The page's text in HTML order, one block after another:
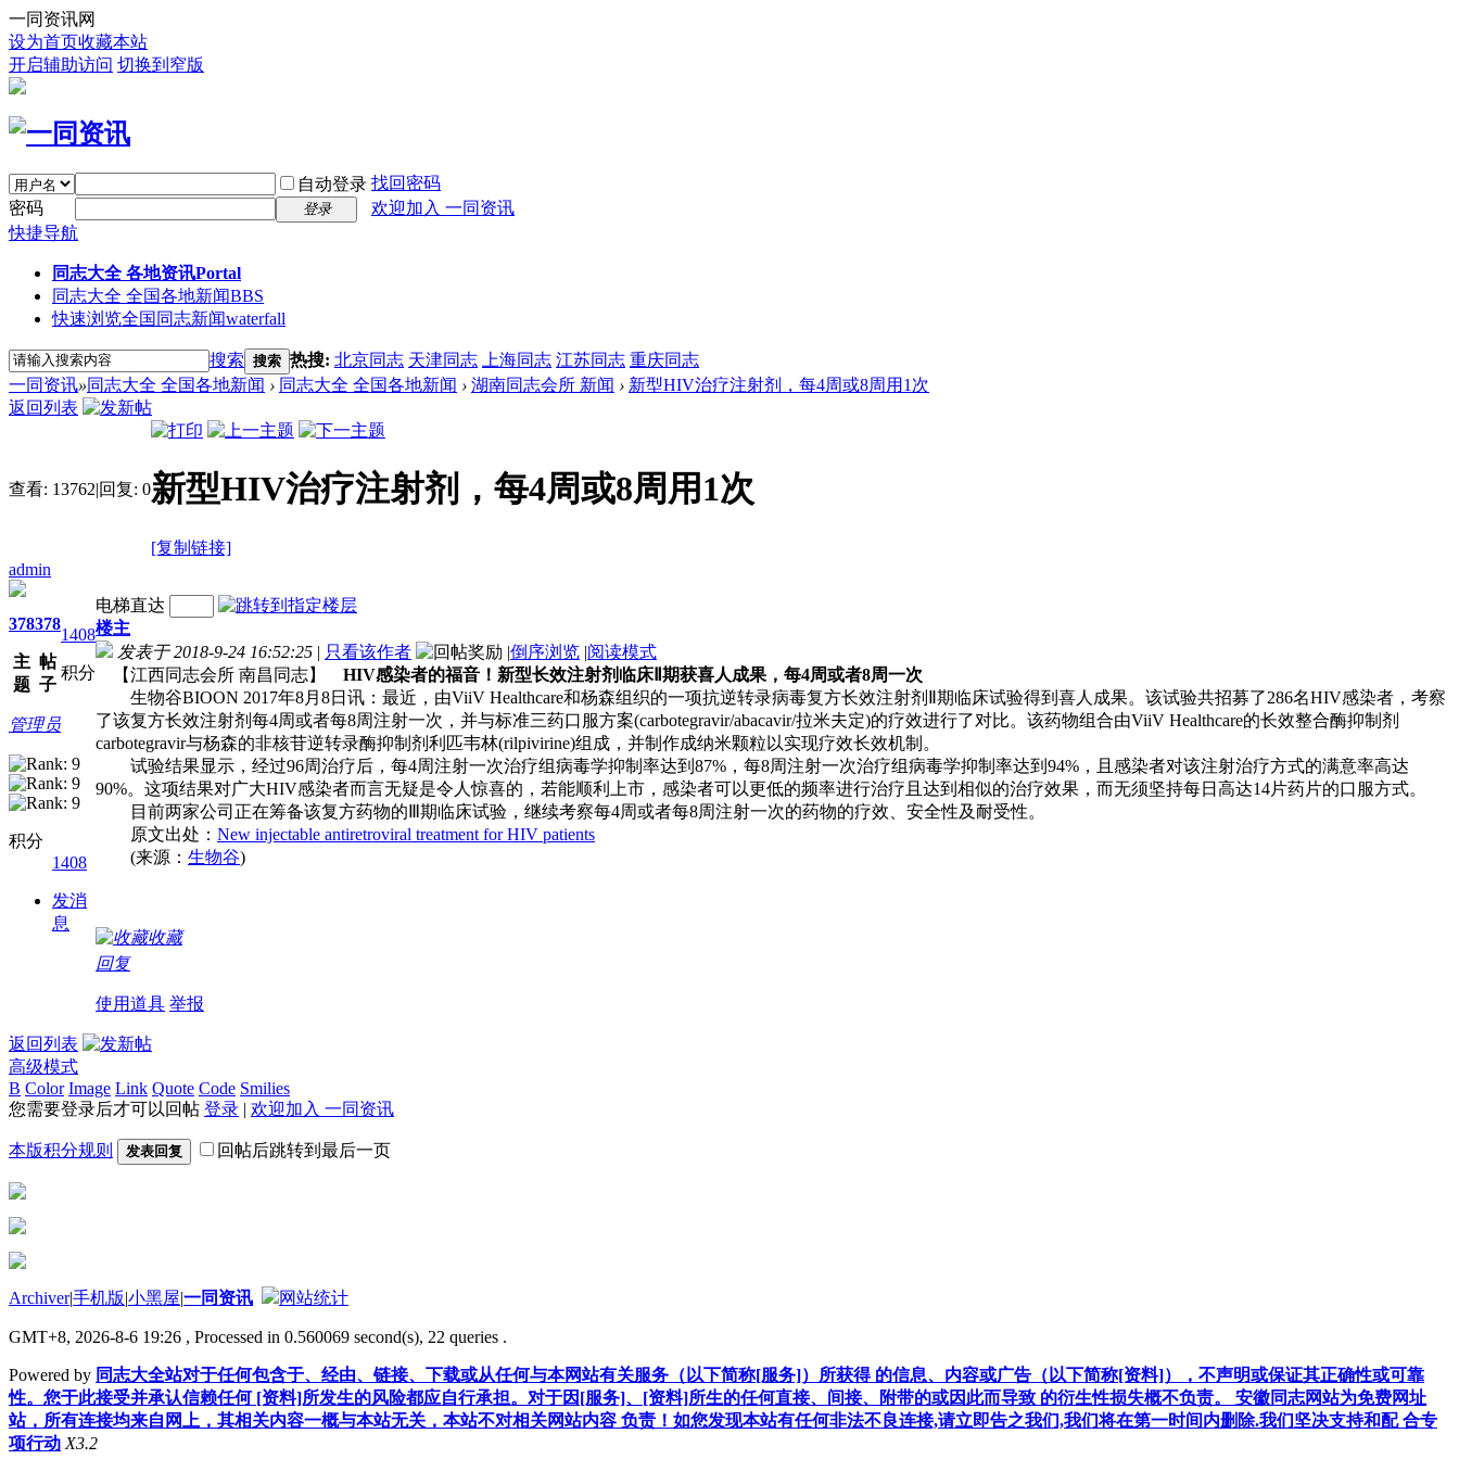
一同资讯网
设为首页收藏本站
开启辅助访问 切换到窄版
自动登录 找回密码
密码
登录
欢迎加入 一同资讯
快捷导航
同志大全 各地资讯Portal
同志大全 全国各地新闻BBS
快速浏览全国同志新闻waterfall
搜索 搜索 热搜: 北京同志 天津同志 上海同志 江苏同志 重庆同志
一同资讯»同志大全 全国各地新闻 › 同志大全 全国各地新闻 › 湖南同志会所 新闻 › 新型HIV治疗注射剂，每4周或8周用1次
返回列表
查看: 13762|回复: 0新型HIV治疗注射剂，每4周或8周用1次
[复制链接]
admin
378
主
题
378
帖
子
1408
积分
管理员
积分
1408
发消
息
电梯直达
楼主
发表于 2018-9-24 16:52:25 | 只看该作者 |倒序浏览 |阅读模式
【江西同志会所 南昌同志】 HIV感染者的福音！新型长效注射剂临床Ⅱ期获喜人成果，每4周或者8周一次
生物谷BIOON 2017年8月8日讯：最近，由ViiV Healthcare和杨森组织的一项抗逆转录病毒复方长效注射剂Ⅱ期临床试验得到喜人成果。该试验共招募了286名HIV感染者，考察
了该复方长效注射剂每4周或者每8周注射一次，并与标准三药口服方案(carbotegravir/abacavir/拉米夫定)的疗效进行了对比。该药物组合由ViiV Healthcare的长效整合酶抑制剂
carbotegravir与杨森的非核苷逆转录酶抑制剂利匹韦林(rilpivirine)组成，并制作成纳米颗粒以实现疗效长效机制。
试验结果显示，经过96周治疗后，每4周注射一次治疗组病毒学抑制率达到87%，每8周注射一次治疗组病毒学抑制率达到94%，且感染者对该注射治疗方式的满意率高达
90%。这项结果对广大HIV感染者而言无疑是令人惊喜的，若能顺利上市，感染者可以更低的频率进行治疗且达到相似的治疗效果，而无须坚持每日高达14片药片的口服方式。
目前两家公司正在筹备该复方药物的Ⅲ期临床试验，继续考察每4周或者每8周注射一次的药物的疗效、安全性及耐受性。
原文出处： New injectable antiretroviral treatment for HIV patients
(来源： 生物谷)
收藏
回复
使用道具 举报
返回列表
高级模式
B Color Image Link Quote Code Smilies
您需要登录后才可以回帖 登录 | 欢迎加入 一同资讯
本版积分规则 发表回复 回帖后跳转到最后一页
Archiver|手机版|小黑屋|一同资讯 网站统计
GMT+8, 2026-8-6 19:26 , Processed in 0.560069 second(s), 22 queries .
Powered by 同志大全站对于任何包含于、经由、链接、下载或从任何与本网站有关服务（以下简称[服务]）所获得 的信息、内容或广告（以下简称[资料]），不声明或保证其正确性或可靠
性。您于此接受并承认信赖任何 [资料]所发生的风险都应自行承担。对于因[服务]、[资料]所生的任何直接、间接、附带的或因此而导致 的衍生性损失概不负责。 安徽同志网站为免费网址
站，所有连接均来自网上，其相关内容一概与本站无关，本站不对相关网站内容 负责！如您发现本站有任何非法不良连接,请立即告之我们,我们将在第一时间内删除.我们坚决支持和配 合专
项行动 X3.2